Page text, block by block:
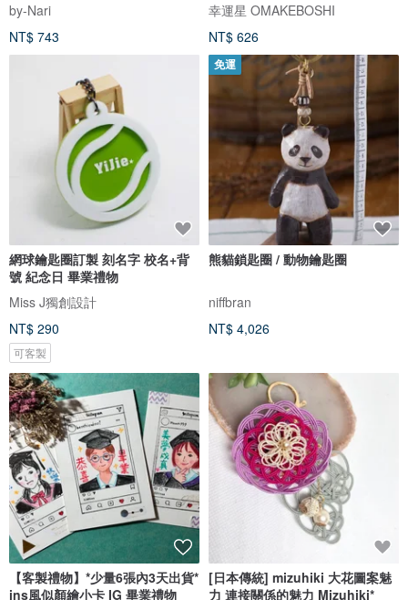
by-Nari
NT$ 743
幸運星 OMAKEBOSHI
NT$ 626
網球鑰匙圈訂製 刻名字 校名+背
號 紀念日 畢業禮物
Miss J獨創設計
NT$ 290
可客製
免運
熊貓鎖匙圈 / 動物鑰匙圈
niffbran
NT$ 4,026
【客製禮物】*少量6張內3天出貨*
ins風似顏繪小卡 IG 畢業禮物
[日本傳統] mizuhiki 大花圖案魅
力 連接關係的魅力 Mizuhiki*